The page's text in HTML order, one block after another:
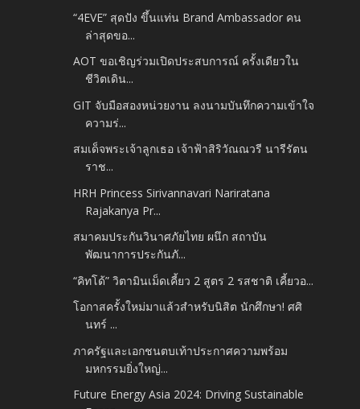
“4EVE” สุดปัง ขึ้นแท่น Brand Ambassador คน
ล่าสุดขอ...
AOT ขอเชิญร่วมเปิดประสบการณ์ ครั้งเดียวใน
ชีวิตเดิน...
GIT จับมือสองหน่วยงาน ลงนามบันทึกความเข้าใจ
ความร่...
สมเด็จพระเจ้าลูกเธอ เจ้าฟ้าสิริวัณณวรี นารีรัตน
ราช...
HRH Princess Sirivannavari Nariratana
Rajakanya Pr...
สมาคมประกันวินาศภัยไทย ผนึก สถาบัน
พัฒนาการประกันภั...
“คิทโด้” วิตามินเม็ดเคี้ยว 2 สูตร 2 รสชาติ เคี้ยวอ...
โอกาสครั้งใหม่มาแล้วสำหรับนิสิต นักศึกษา! ศศิ
นทร์ ...
ภาครัฐและเอกชนตบเท้าประกาศความพร้อม
มหกรรมยิ่งใหญ่...
Future Energy Asia 2024: Driving Sustainable